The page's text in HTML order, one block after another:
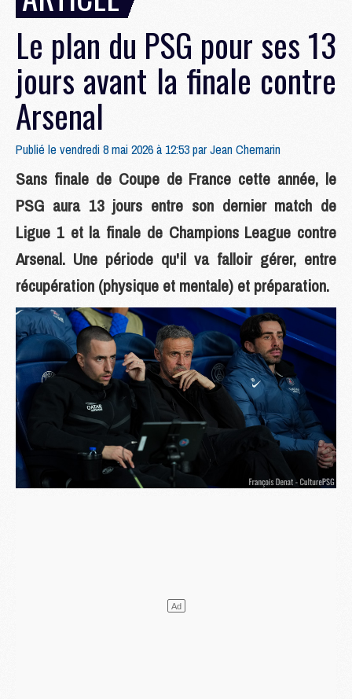
Le plan du PSG pour ses 13
jours avant la finale contre
Arsenal
Publié le vendredi 8 mai 2026 à 12:53 parJean Chemarin
Sans finale de Coupe de France cette année, le
PSG aura 13 jours entre son dernier match de
Ligue 1 et la finale de Champions League contre
Arsenal. Une période qu'il va falloir gérer, entre
récupération (physique et mentale) et préparation.